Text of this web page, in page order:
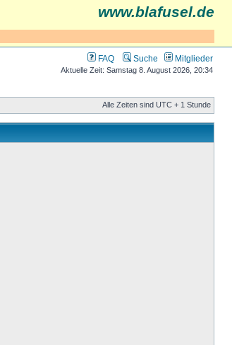
www.blafusel.de
FAQ Suche Mitglieder
Aktuelle Zeit: Samstag 8. August 2026, 20:34
Alle Zeiten sind UTC + 1 Stunde